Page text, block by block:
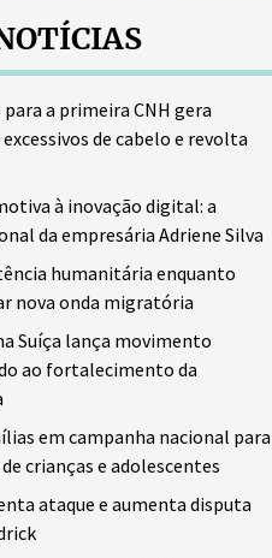
a primeira CNH gera
de cabelo e revolta
à inovação digital: a
da empresária Adriene Silva
humanitária enquanto
nova onda migratória
Suíça lança movimento
ao fortalecimento da
em campanha nacional para
crianças e adolescentes
ataque e aumenta disputa